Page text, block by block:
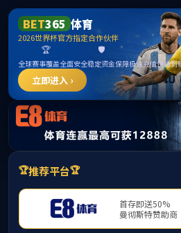
zoty中欧体育全站·(中
website
首页 学院概况 师